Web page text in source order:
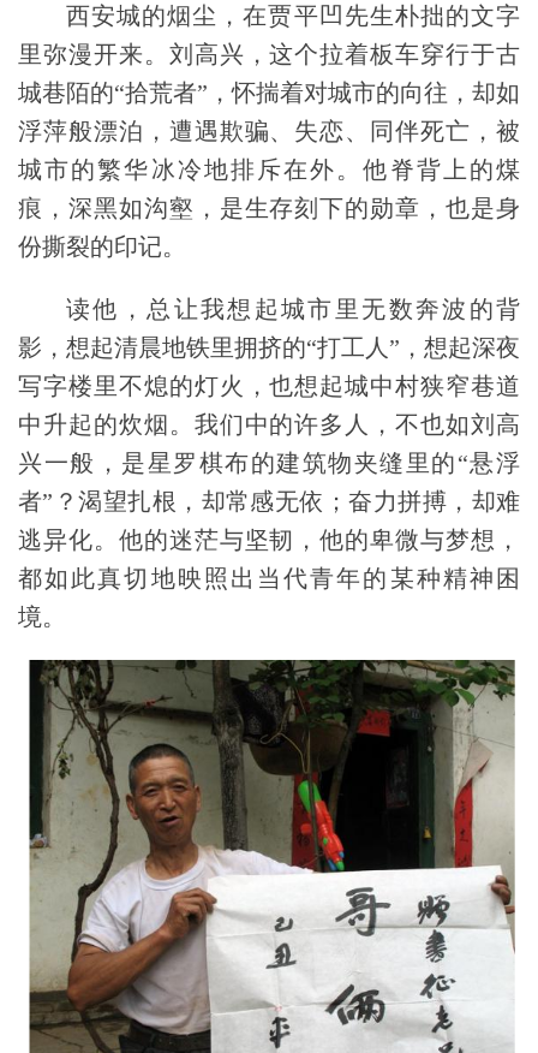
西安城的烟尘，在贾平凹先生朴拙的文字
里弥漫开来。刘高兴，这个拉着板车穿行于古
城巷陌的“拾荒者”，怀揣着对城市的向往，却如
浮萍般漂泊，遭遇欺骗、失恋、同伴死亡，被
城市的繁华冰冷地排斥在外。他脊背上的煤
痕，深黑如沟壑，是生存刻下的勋章，也是身
份撕裂的印记。
读他，总让我想起城市里无数奔波的背
影，想起清晨地铁里拥挤的“打工人”， 想起深夜
写字楼里不熄的灯火，也想起城中村狭窄巷道
中升起的炊烟。我们中的许多人，不也如刘高
兴一般，是星罗棋布的建筑物夹缝里的“悬浮
者”？渴望扎根，却常感无依；奋力拼搏，却难
逃异化。他的迷茫与坚韧，他的卑微与梦想，
都如此真切地映照出当代青年的某种精神困
境。